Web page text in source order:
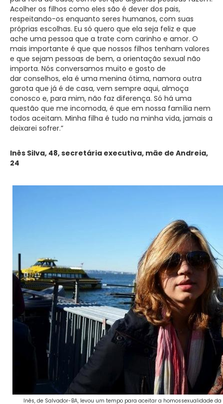
Acolher os filhos como eles são é dever dos pais,
respeitando-os enquanto seres humanos, com suas
próprias escolhas. Eu só quero que ela seja feliz e que
ache uma pessoa que a trate com carinho e amor. O
mais importante é que que nossos filhos tenham valores
e que sejam pessoas de bem, a orientação sexual não
importa. Nós conversamos muito e gosto de
dar conselhos, ela é uma menina ótima, namora outra
garota que já é de casa, vem sempre aqui, almoça
conosco e, para mim, não faz diferença. Só há uma
questão que me incomoda, é que em nossa família nem
todos aceitam. Minha filha é tudo na minha vida, jamais a
deixarei sofrer.”
Inês Silva, 48, secretária executiva, mãe de Andreia,
24
Inês, de Salvador-BA, levou um tempo para aceitar a homossexualidade